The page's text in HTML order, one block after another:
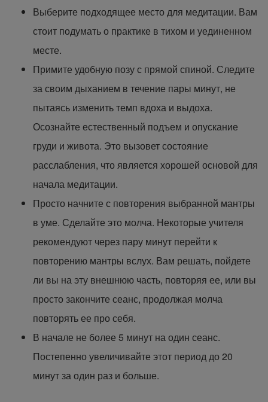
Выберите подходящее место для медитации. Вам
стоит подумать о практике в тихом и уединенном
месте.
Примите удобную позу с прямой спиной. Следите
за своим дыханием в течение пары минут, не
пытаясь изменить темп вдоха и выдоха.
Осознайте естественный подъем и опускание
груди и живота. Это вызовет состояние
расслабления, что является хорошей основой для
начала медитации.
Просто начните с повторения выбранной мантры
в уме. Сделайте это молча. Некоторые учителя
рекомендуют через пару минут перейти к
повторению мантры вслух. Вам решать, пойдете
ли вы на эту внешнюю часть, повторяя ее, или вы
просто закончите сеанс, продолжая молча
повторять ее про себя.
В начале не более 5 минут на один сеанс.
Постепенно увеличивайте этот период до 20
минут за один раз и больше.